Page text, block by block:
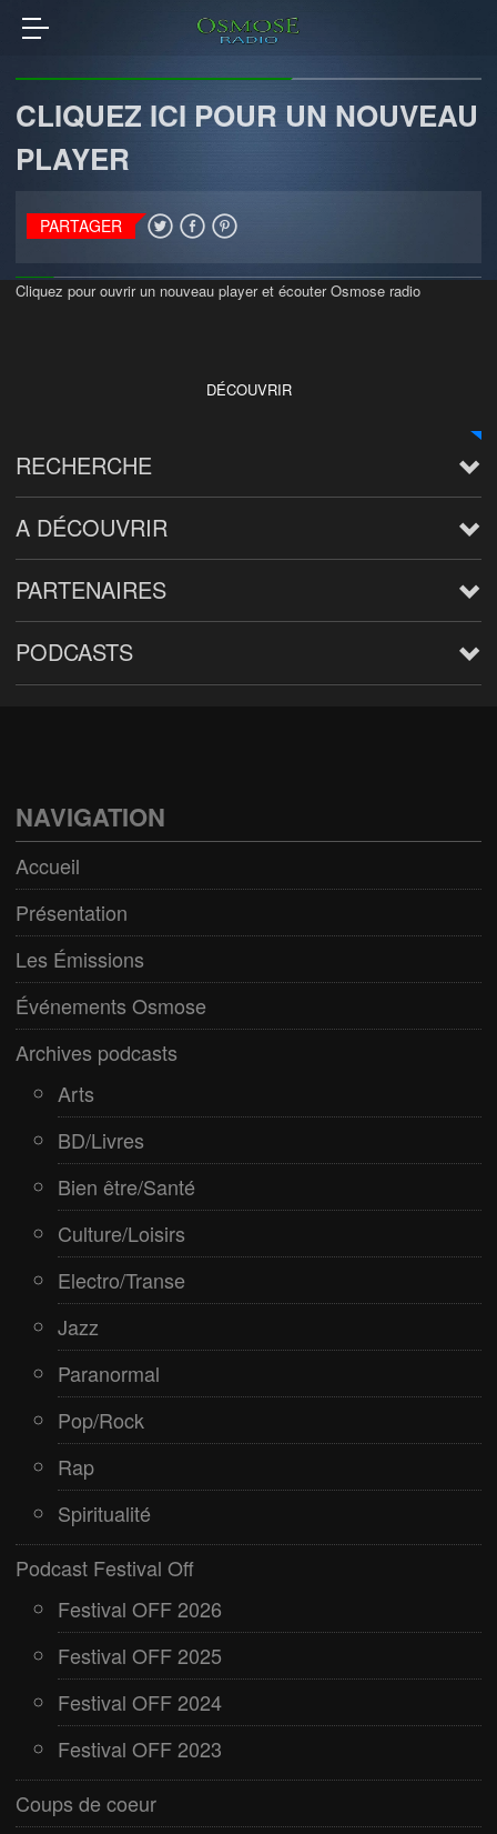
CLIQUEZ ICI POUR UN NOUVEAU
PLAYER
PARTAGER
Cliquez pour ouvrir un nouveau player et écouter Osmose radio
DÉCOUVRIR
RECHERCHE
A DÉCOUVRIR
PARTENAIRES
PODCASTS
Bien être/Santé
Culture/Loisirs
Electro/Transe
Paranormal
Pop/Rock
Rap
Spiritualité
NAVIGATION
Accueil
Présentation
Les Émissions
Événements Osmose
Archives podcasts
Arts
BD/Livres
Bien être/Santé
Culture/Loisirs
Electro/Transe
Jazz
Paranormal
Pop/Rock
Rap
Spiritualité
Podcast Festival Off
Festival OFF 2026
Festival OFF 2025
Festival OFF 2024
Festival OFF 2023
Coups de coeur